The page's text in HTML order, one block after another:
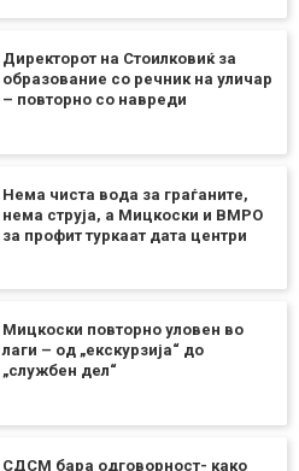
Директорот на Стоилковиќ за
образование со речник на уличар
– повторно со навреди
Нема чиста вода за граѓаните,
нема струја, а Мицкоски и ВМРО
за профит туркаат дата центри
Мицкоски повторно уловен во
лаги – од „екскурзија“ до
„службен дел“
СДСМ бара одговорност- како